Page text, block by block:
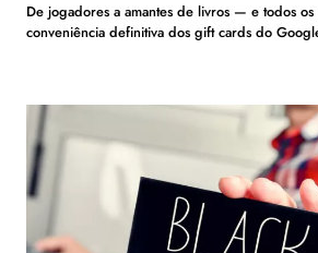
De jogadores a amantes de livros — e todos
conveniência definitiva dos gift cards do